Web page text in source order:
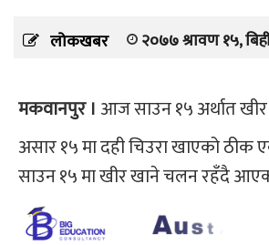
लोकखबर २०७७ श्रावण १५,
मकवानपुर । आज साउन १५ अर्थात खीर
असार १५ मा दही चिउरा खाएको ठीक
साउन १५ मा खीर खाने चलन रहँदै